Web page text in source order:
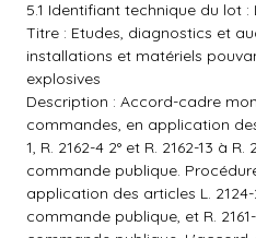
5.1 Identifiant technique du lot :
Titre : Etudes, diagnostics et
installations et matériels
explosives
Description : Accord-cadre
commandes, en application des
1, R. 2162-4 2° et R. 2162-13 à
commande publique.
application des articles L.
commande publique, et R.